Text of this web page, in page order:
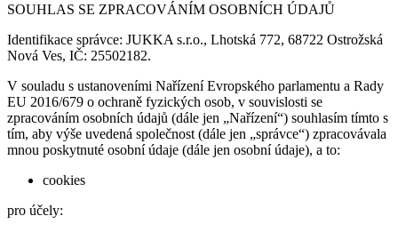
SOUHLAS SE ZPRACOVÁNÍM OSOBNÍCH ÚDAJŮ
Identifikace správce: JUKKA s.r.o., Lhotská 772, 68722 Ostrožská
Nová Ves, IČ: 25502182.
V souladu s ustanoveními Nařízení Evropského parlamentu a Rady
EU 2016/679 o ochraně fyzických osob, v souvislosti se
zpracováním osobních údajů (dále jen „Nařízení“) souhlasím tímto s
tím, aby výše uvedená společnost (dále jen „správce“) zpracovávala
mnou poskytnuté osobní údaje (dále jen osobní údaje), a to:
cookies
pro účely: